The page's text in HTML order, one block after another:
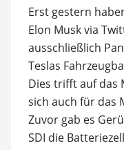
Erst gestern
Elon Musk via
ausschließlich
Teslas
Dies trifft auf das
sich auch für das
Zuvor gab es
SDI die